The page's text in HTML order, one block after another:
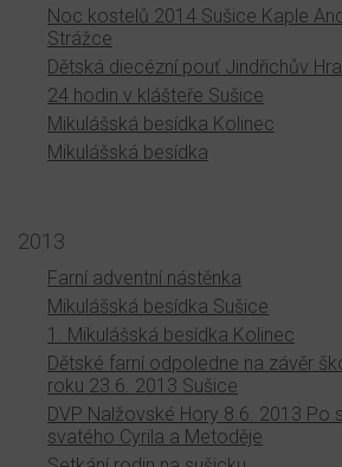
Noc kostelů 2014 Sušice Kaple
Strážce
Dětská diecézní pouť Jindřichův
24 hodin v klášteře Sušice
Mikulášská besídka Kolinec
Mikulášská besídka
2013
Farní adventní nástěnka
Mikulášská besídka Sušice
1. Mikulášská besídka Kolinec
Dětské farní odpoledne na závěr
roku 23.6. 2013 Sušice
DVP Nalžovské Hory 8.6. 2013 Po
svatého Cyrila a Metoděje